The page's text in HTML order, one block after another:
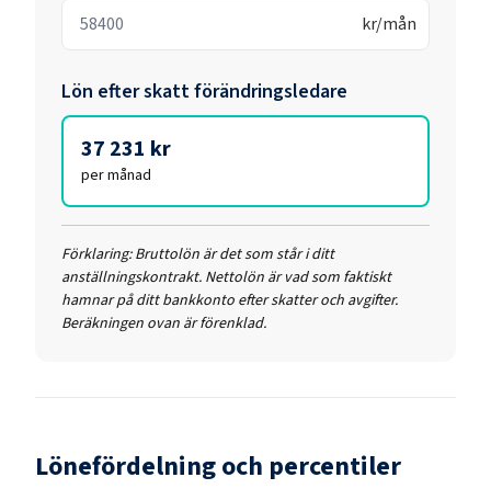
kr/mån
Lön efter skattförändringsledare
37 231 kr
per månad
Förklaring: Bruttolön är det som står i ditt
anställningskontrakt. Nettolön är vad som faktiskt
hamnar på ditt bankkonto efter skatter och avgifter.
Beräkningen ovan är förenklad.
Lönefördelning och percentiler